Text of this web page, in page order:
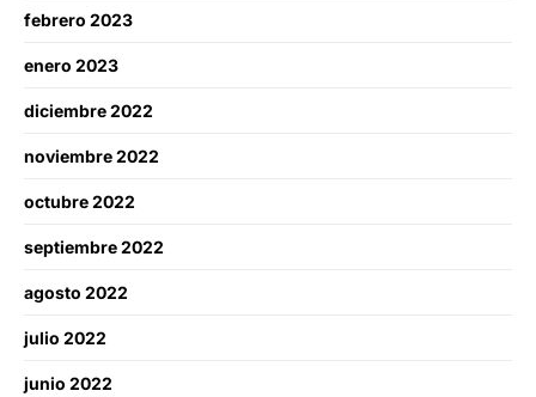
febrero 2023
enero 2023
diciembre 2022
noviembre 2022
octubre 2022
septiembre 2022
agosto 2022
julio 2022
junio 2022